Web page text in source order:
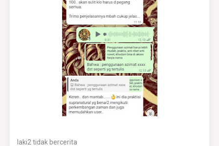
laki2 tidak bercerita